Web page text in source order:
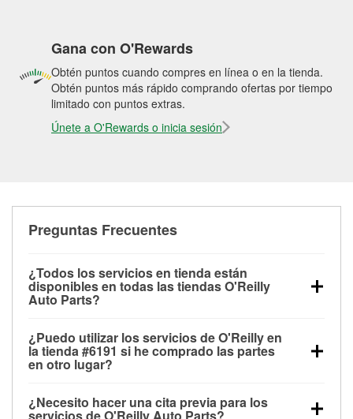
Gana con O'Rewards
Obtén puntos cuando compres en línea o en la tienda.
Obtén puntos más rápido comprando ofertas por tiempo
limitado con puntos extras.
Únete a O'Rewards o inicia sesión
Preguntas Frecuentes
¿Todos los servicios en tienda están
disponibles en todas las tiendas O'Reilly
Auto Parts?
las pruebas de batería, pruebas de alternador y
motor de arranque, revisión de la luz “Check Engine”
con O'Reilly VeriScan® e instalación de
limpiaparabrisas o bombillas, están disponibles en
todas las tiendas O'Reilly Auto Parts. La tienda
¿Puedo utilizar los servicios de O'Reilly en
la tienda #6191 si he comprado las partes
en otro lugar?
de O'Reilly Auto Parts que estén disponibles en la
¿Necesito hacer una cita previa para los